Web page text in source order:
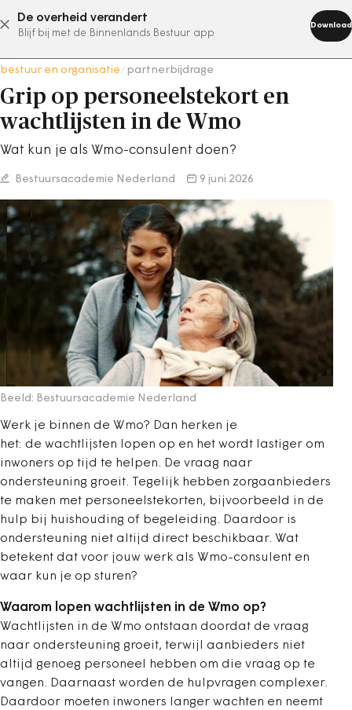
De overheid verandert
Blijf bij met de Binnenlands Bestuur app
Download
abonneer nu
bestuur en organisatie partnerbijdrage
Grip op personeelstekort en
wachtlijsten in de Wmo
Wat kun je als Wmo-consulent doen?
Bestuursacademie Nederland 9 juni 2026
Beeld: Bestuursacademie Nederland
Werk je binnen de Wmo? Dan herken je
het: de wachtlijsten lopen op en het wordt lastiger om
inwoners op tijd te helpen. De vraag naar
ondersteuning groeit. Tegelijk hebben zorgaanbieders
te maken met personeelstekorten, bijvoorbeeld in de
hulp bij huishouding of begeleiding. Daardoor is
ondersteuning niet altijd direct beschikbaar. Wat
betekent dat voor jouw werk als Wmo-consulent en
waar kun je op sturen?
Waarom lopen wachtlijsten in de Wmo op?
Wachtlijsten in de Wmo ontstaan doordat de vraag
naar ondersteuning groeit, terwijl aanbieders niet
altijd genoeg personeel hebben om die vraag op te
vangen. Daarnaast worden de hulpvragen complexer.
Daardoor moeten inwoners langer wachten en neemt